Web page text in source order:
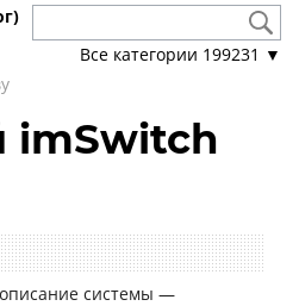
Все категории 199231 ▼
imSwitch
системы —